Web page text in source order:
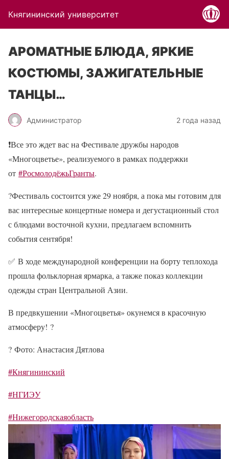
Княгининский университет
АРОМАТНЫЕ БЛЮДА, ЯРКИЕ
КОСТЮМЫ, ЗАЖИГАТЕЛЬНЫЕ
ТАНЦЫ…
Администратор 2 года назад
❗Все это ждет вас на Фестивале дружбы народов
«Многоцветье», реализуемого в рамках поддержки
от #РосмолодёжьГранты.
?Фестиваль состоится уже 29 ноября, а пока мы готовим для
вас интересные концертные номера и дегустационный стол
с блюдами восточной кухни, предлагаем вспомнить
события сентября!
✅ В ходе международной конференции на борту теплохода
прошла фольклорная ярмарка, а также показ коллекции
одежды стран Центральной Азии.
В предвкушении «Многоцветья» окунемся в красочную
атмосферу! ?
? Фото: Анастасия Дятлова
#Княгининский
#НГИЭУ
#Нижегородскаяобласть